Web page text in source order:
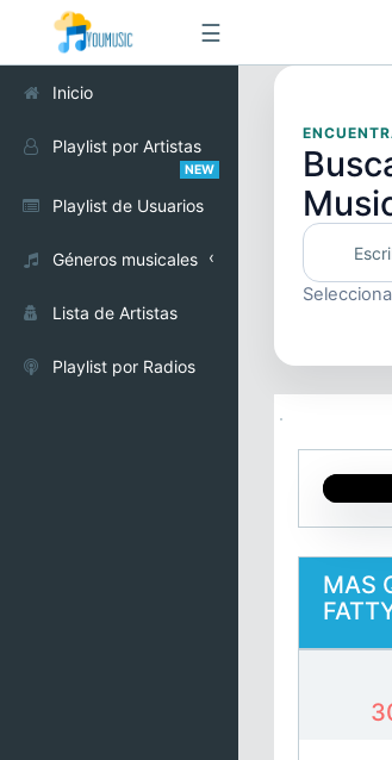
☰
Inicio
Playlist por Artistas
NEW
Playlist de Usuarios
Géneros musicales
Alternativo
Cumbia
Lista de Artistas
Playlist por Radios
MAS